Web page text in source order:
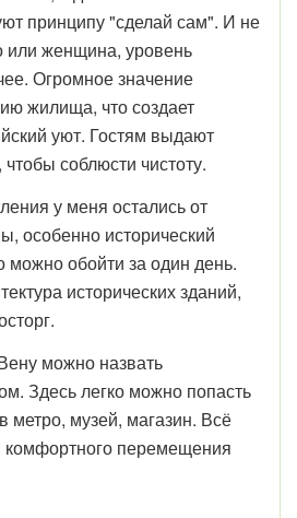
принципу "сделай сам". И не
или женщина, уровень
Огромное значение
жилища, что создает
уют. Гостям выдают
соблюсти чистоту.
у меня остались от
особенно исторический
можно обойти за один день.
исторических зданий,
можно назвать
Здесь легко можно попасть
метро, музей, магазин. Всё
комфортного перемещения